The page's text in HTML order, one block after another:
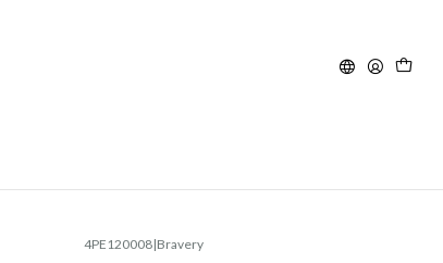
4PE120008|Bravery